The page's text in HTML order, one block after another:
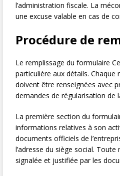
l’administration fiscale. La
une excuse valable en cas de
Procédure de
Le remplissage du formulaire
particulière aux détails.
doivent être renseignées avec
demandes de régularisation de
La première section du
informations relatives à son
documents officiels de
l’adresse du siège social.
signalée et justifiée par les